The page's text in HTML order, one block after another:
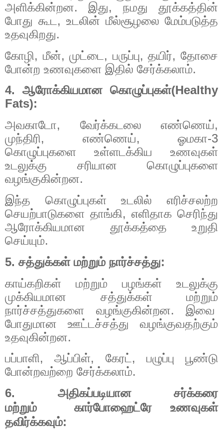
அளிக்கின்றன. இது, நமது தூக்கத்தின்
போது கூட, உடலின் மீல்சூழலை மேம்படுத்த
உதவுகிறது.
கோழி, மீன், முட்டை, பருப்பு, தயிர், தோசை
போன்ற உணவுகளை இதில் சேர்க்கலாம்.
4. ஆரோக்கியமான கொழுப்புகள்(Healthy
Fats):
அவகாடோ, வேர்க்கடலை எண்ணெய்,
முந்திரி, எண்ணெய், ஓமகா-3
கொழுப்புகளை உள்ளடக்கிய உணவுகள்
உடலுக்கு சரியான கொழுப்புகளை
வழங்குகின்றன.
இந்த கொழுப்புகள் உடலில் எரிச்சலற்ற
செயற்பாடுகளை தாங்கி, எளிதாக செரிந்து
ஆரோக்கியமான தூக்கத்தை உறுதி
செய்யும்.
5. சத்துக்கள் மற்றும் நார்ச்சத்து:
காய்கறிகள் மற்றும் பழங்கள் உடலுக்கு
முக்கியமான சத்துக்கள் மற்றும்
நார்ச்சத்துகளை வழங்குகின்றன. இவை
போதுமான ஊட்டச்சத்து வழங்குவதற்கும்
உதவுகின்றன.
பப்பாளி, ஆப்பிள், கேரட், பழுப்பு பூண்டு
போன்றவற்றை சேர்க்கலாம்.
6. அதிகப்படியான சர்க்கரை
மற்றும் கார்போஹைட்ரேஉணவுகள்
தவிர்க்கவும்: